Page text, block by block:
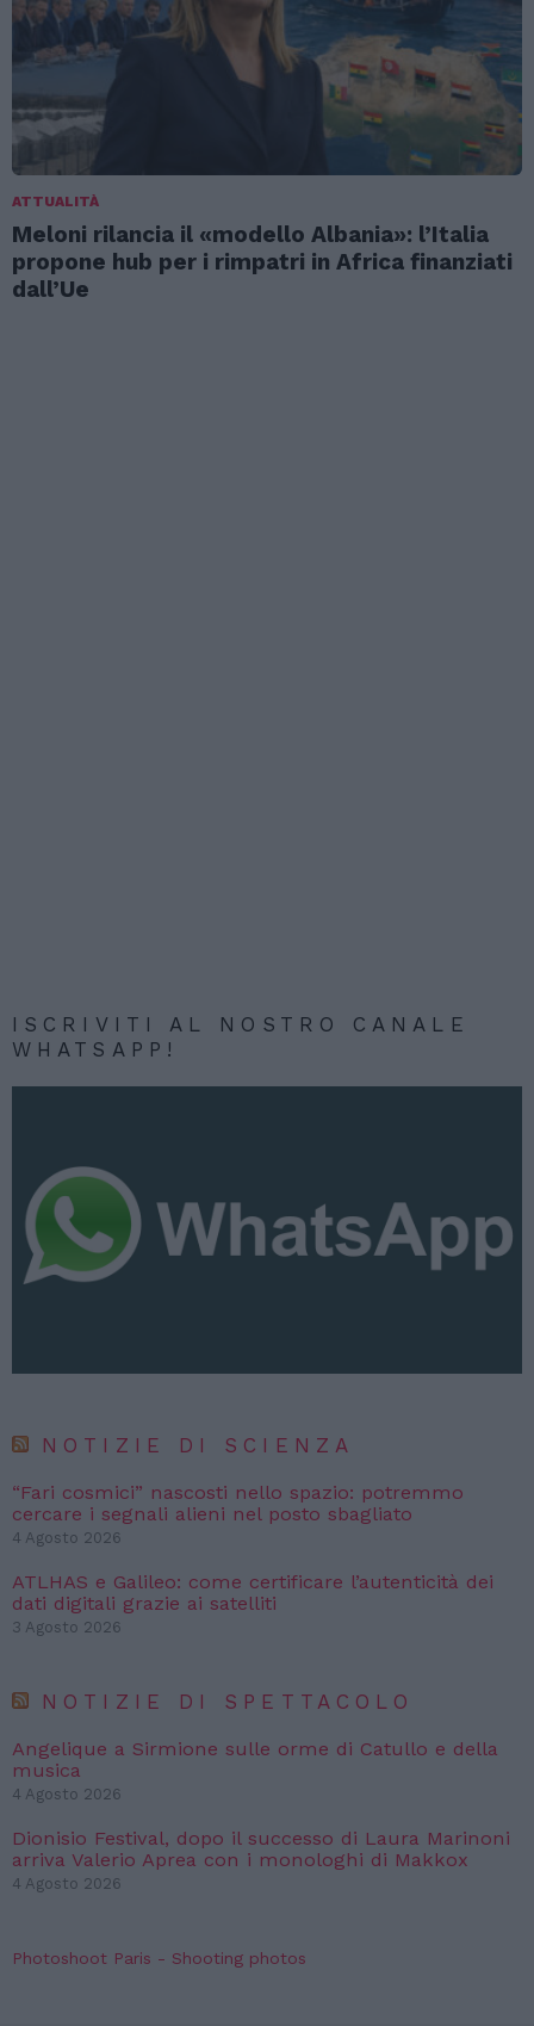
ATTUALITÀ
Meloni rilancia il «modello Albania»: l’Italia
propone hub per i rimpatri in Africa finanziati
dall’Ue
ISCRIVITI AL NOSTRO CANALE
WHATSAPP!
NOTIZIE DI SCIENZA
“Fari cosmici” nascosti nello spazio: potremmo
cercare i segnali alieni nel posto sbagliato
4 Agosto 2026
ATLHAS e Galileo: come certificare l’autenticità dei
dati digitali grazie ai satelliti
3 Agosto 2026
NOTIZIE DI SPETTACOLO
Angelique a Sirmione sulle orme di Catullo e della
musica
4 Agosto 2026
Dionisio Festival, dopo il successo di Laura Marinoni
arriva Valerio Aprea con i monologhi di Makkox
4 Agosto 2026
Photoshoot Paris - Shooting photos